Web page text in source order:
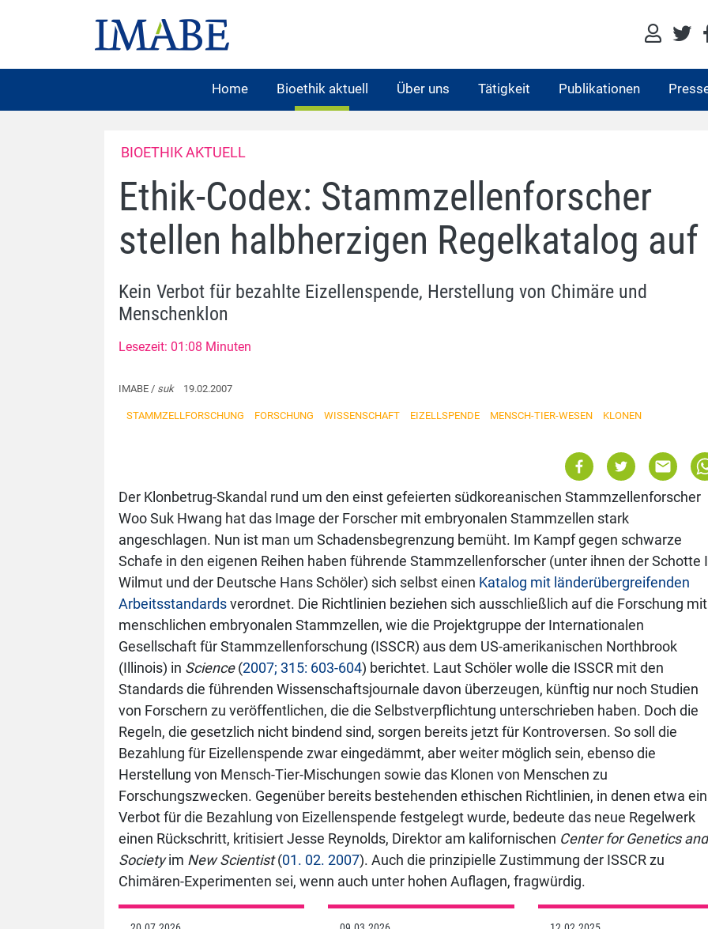
Home Bioethik aktuell Über uns Tätigkeit Publikationen
BIOETHIK AKTUELL
Ethik-Codex: Stammzellenforscher
stellen halbherzigen Regelkatalog auf
Kein Verbot für bezahlte Eizellenspende, Herstellung von Chimäre und
Menschenklon
Lesezeit: 01:08 Minuten
IMABE / suk19.02.2007
STAMMZELLFORSCHUNG FORSCHUNG WISSENSCHAFT EIZELLSPENDE MENSCH-TIER-WESEN KLONEN
Der Klonbetrug-Skandal rund um den einst gefeierten südkoreanischen Stammzellenforscher
Woo Suk Hwang hat das Image der Forscher mit embryonalen Stammzellen stark
angeschlagen. Nun ist man um Schadensbegrenzung bemüht. Im Kampf gegen schwarze
Schafe in den eigenen Reihen haben führende Stammzellenforscher (unter ihnen der Schotte
Wilmut und der Deutsche Hans Schöler) sich selbst einen Katalog mit länderübergreifenden
Arbeitsstandardsverordnet. Die Richtlinien beziehen sich ausschließlich auf die Forschung mit
menschlichen embryonalen Stammzellen, wie die Projektgruppe der Internationalen
Gesellschaft für Stammzellenforschung (ISSCR) aus dem US-amerikanischen Northbrook
(Illinois) in Science(2007; 315: 603-604) berichtet. Laut Schöler wolle die ISSCR mit den
Standards die führenden Wissenschaftsjournale davon überzeugen, künftig nur noch Studien
von Forschern zu veröffentlichen, die die Selbstverpflichtung unterschrieben haben. Doch die
Regeln, die gesetzlich nicht bindend sind, sorgen bereits jetzt für Kontroversen. So soll die
Bezahlung für Eizellenspende zwar eingedämmt, aber weiter möglich sein, ebenso die
Herstellung von Mensch-Tier-Mischungen sowie das Klonen von Menschen zu
Forschungszwecken. Gegenüber bereits bestehenden ethischen Richtlinien, in denen etwa ein
Verbot für die Bezahlung von Eizellenspende festgelegt wurde, bedeute das neue Regelwerk
einen Rückschritt, kritisiert Jesse Reynolds, Direktor am kalifornischen Center for Genetics and
Societyim New Scientist(01. 02. 2007). Auch die prinzipielle Zustimmung der ISSCR zu
Chimären-Experimenten sei, wenn auch unter hohen Auflagen, fragwürdig.